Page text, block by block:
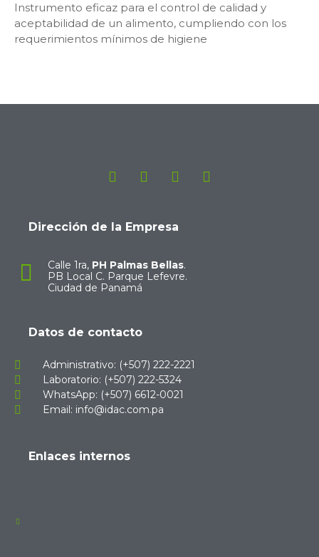
Instrumento eficaz para el control de calidad y
aceptabilidad de un alimento, cumpliendo con los
requerimientos mínimos de higiene
Dirección de la Empresa
Calle 1ra, PH Palmas Bellas.
PB Local C. Parque Lefevre.
Ciudad de Panamá
Datos de contacto
Administrativo: (+507) 222-2221
Laboratorio: (+507) 222-5324
WhatsApp: (+507) 6612-0021
Email: info@idac.com.pa
Enlaces internos